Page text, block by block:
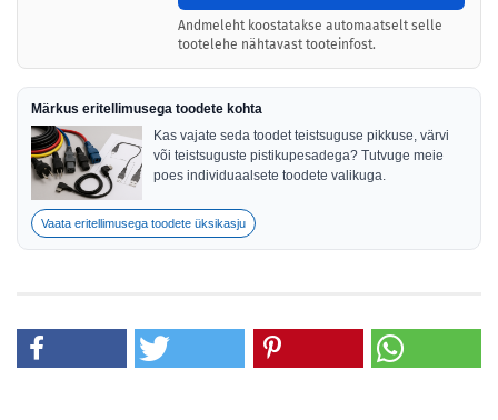
Andmeleht koostatakse automaatselt selle
tootelehe nähtavast tooteinfost.
Märkus eritellimusega toodete kohta
Kas vajate seda toodet teistsuguse pikkuse, värvi
või teistsuguste pistikupesadega? Tutvuge meie
poes individuaalsete toodete valikuga.
Vaata eritellimusega toodete üksikasju